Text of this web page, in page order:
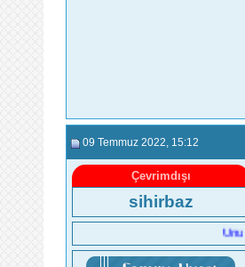
09 Temmuz 2022 , 15:12
Çevrimdışı
sihirbaz
Unutmak mı